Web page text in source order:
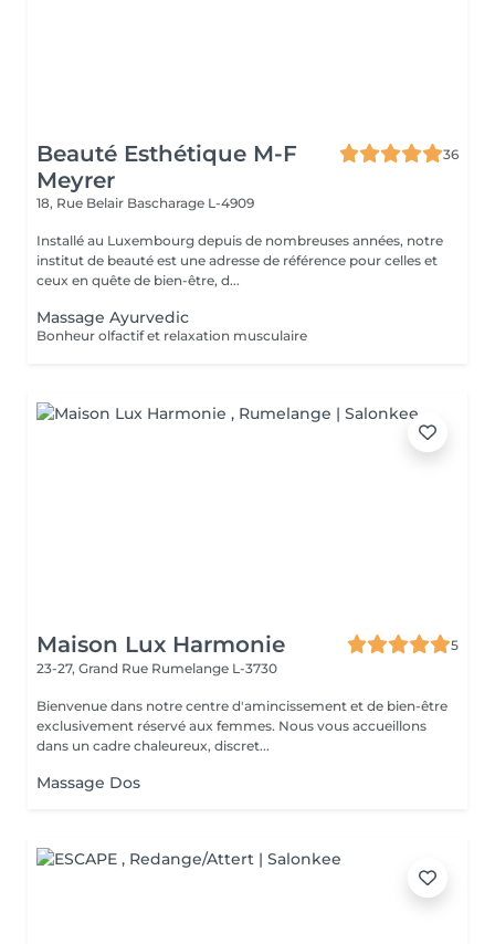
Beauté Esthétique M-F
Meyrer
36
18, Rue Belair Bascharage L-4909
Installé au Luxembourg depuis de nombreuses années, notre
institut de beauté est une adresse de référence pour celles et
ceux en quête de bien-être, d...
Massage Ayurvedic
Bonheur olfactif et relaxation musculaire
Maison Lux Harmonie
5
23-27, Grand Rue Rumelange L-3730
Bienvenue dans notre centre d'amincissement et de bien-être
exclusivement réservé aux femmes. Nous vous accueillons
dans un cadre chaleureux, discret...
Massage Dos